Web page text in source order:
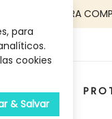
EN TU PRIMERA
para
cookies
& Salvar